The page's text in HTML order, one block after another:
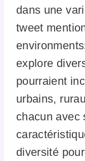
dans une
tweet
explore
pourraient
urbains,
chacun avec
diversité